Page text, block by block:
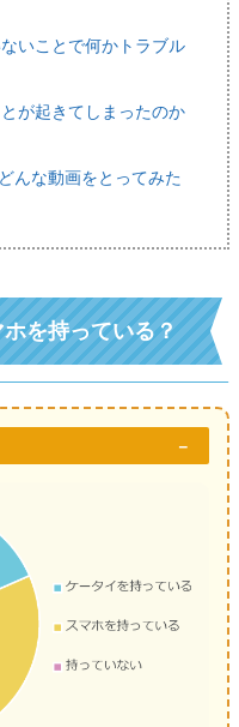
いことで何かトラブル
が起きてしまったのか
んな動画をとってみた
を持っている？